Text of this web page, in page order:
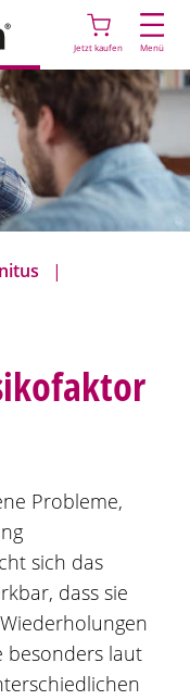
Jetzt kaufen Menü
Probleme,
sich das
dass sie
besonders laut